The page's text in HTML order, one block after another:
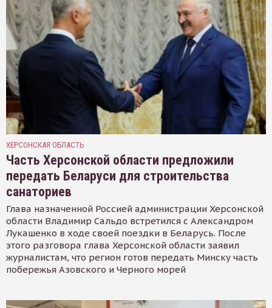
ХЕРСОНСКАЯ ОБЛАСТЬ
Часть Херсонской области предложили
передать Беларуси для строительства
санаториев
Глава назначенной Россией администрации Херсонской
области Владимир Сальдо встретился с Александром
Лукашенко в ходе своей поездки в Беларусь. После
этого разговора глава Херсонской области заявил
журналистам, что регион готов передать Минску часть
побережья Азовского и Черного морей